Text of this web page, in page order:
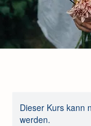
Dieser Kurs kann
werden.